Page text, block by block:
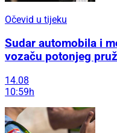
Očevid u tijeku
Sudar automobila i
vozaču potonjeg
14.08
10:59h